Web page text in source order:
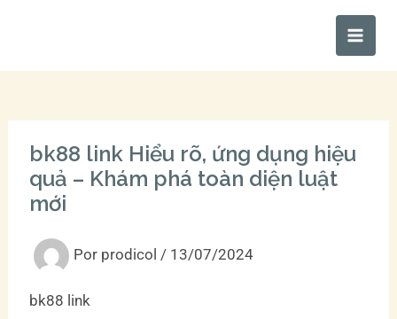
Main
bk88 link Hiểu rõ, ứng dụng hiệu
quả – Khám phá toàn diện luật
mới
Por prodicol / 13/07/2024
bk88 link